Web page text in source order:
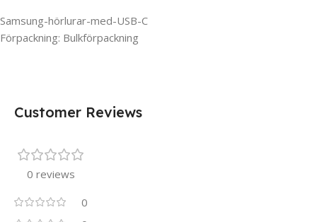
Samsung-hörlurar-med-USB-C
Förpackning: Bulkförpackning
Customer Reviews
0 reviews
0